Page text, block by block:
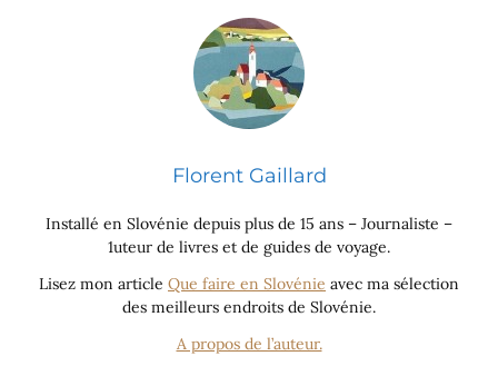
Florent Gaillard
Installé en Slovénie depuis plus de 15 ans – Journaliste –
1uteur de livres et de guides de voyage.
Lisez mon article Que faire en Slovénie avec ma sélection
des meilleurs endroits de Slovénie.
A propos de l’auteur.